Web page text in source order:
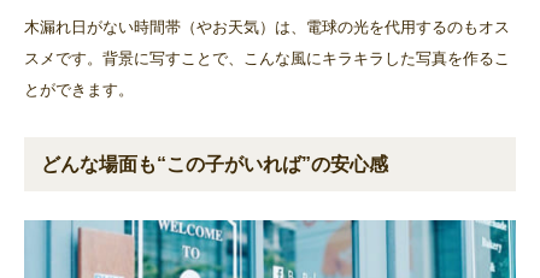
木漏れ日がない時間帯（やお天気）は、電球の光を代用するのもオス
スメです。背景に写すことで、こんな風にキラキラした写真を作るこ
とができます。
どんな場面も“この子がいれば”の安心感